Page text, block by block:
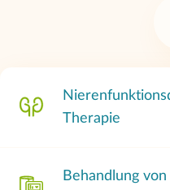
Therapie
Behandlung